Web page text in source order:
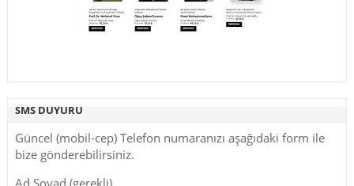
SMS DUYURU
Güncel (mobil-cep) Telefon numaranızı aşağıdaki form ile
bize gönderebilirsiniz.